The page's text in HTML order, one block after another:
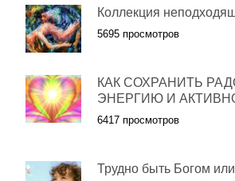
Коллекция
5695 просмотров
КАК СОХРАНИТЬ
ЭНЕРГИЮ И
6417 просмотров
Трудно быть Богом